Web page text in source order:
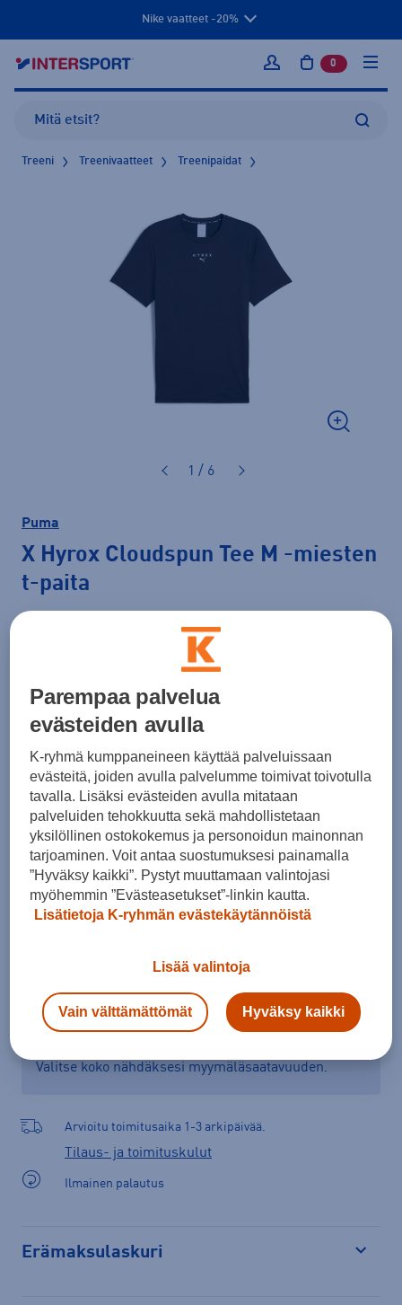
Nike vaatteet -20%
Kirjaudu sisään
0 tuotetta
Treeni Treenivaatteet Treenipaidat
1 / 6
Puma
X Hyrox Cloudspun Tee M -miesten
t-paita
Koko
XXL
Kokotaulukko
Lisää ostoskoriin
Tarkista saatavuus ja tilaa myymälästä
Verkkokauppa: Ei saatavilla Myymälät: Saatavilla
Valitse koko nähdäksesi myymäläsaatavuuden.
Arvioitu toimitusaika 1-3 arkipäivää.
Tilaus- ja toimituskulut
Ilmainen palautus
Erämaksulaskuri
Parempaa palvelua
evästeiden avulla
K-ryhmä kumppaneineen käyttää palveluissaan
evästeitä, joiden avulla palvelumme toimivat toivotulla
tavalla. Lisäksi evästeiden avulla mitataan
palveluiden tehokkuutta sekä mahdollistetaan
yksilöllinen ostokokemus ja personoidun mainonnan
tarjoaminen. Voit antaa suostumuksesi painamalla
”Hyväksy kaikki”. Pystyt muuttamaan valintojasi
myöhemmin ”Evästeasetukset”-linkin kautta.
Lisätietoja K-ryhmän evästekäytännöistä
Lisää valintoja
Vain välttämättömät Hyväksy kaikki